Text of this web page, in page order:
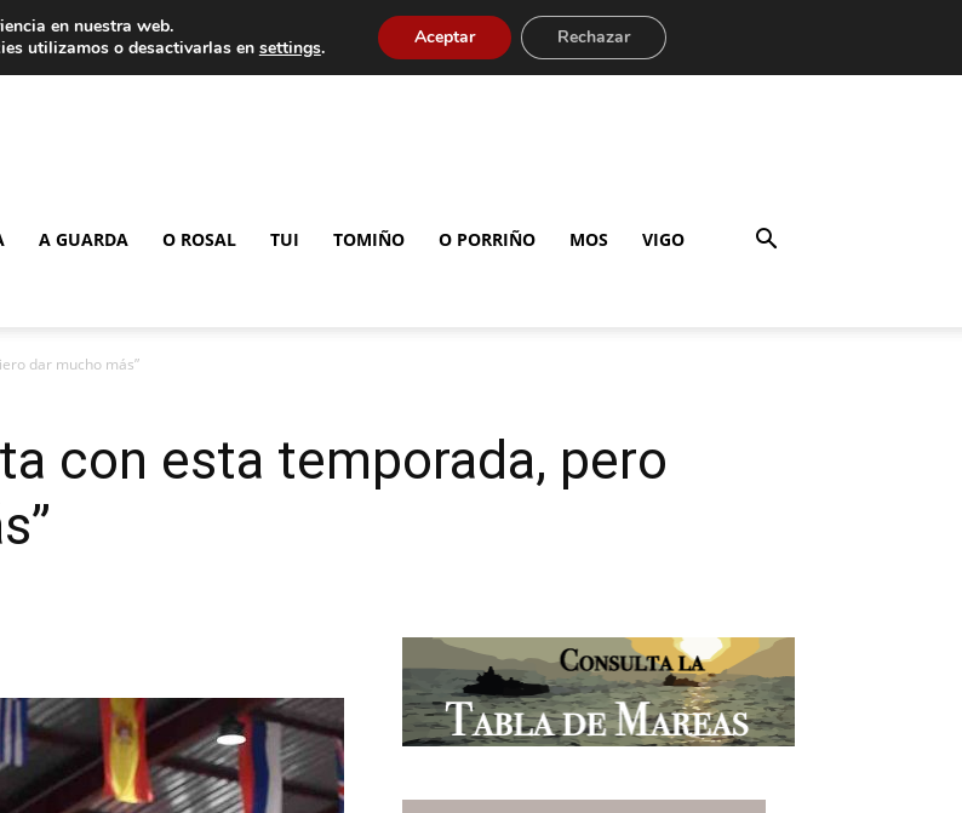
A GUARDA O ROSAL TUI TOMIÑO O PORRIÑO MOS VIGO
dar mucho más”
con esta temporada, pero
en nuestra web.
utilizamos o desactivarlas en settings. Aceptar Rechazar